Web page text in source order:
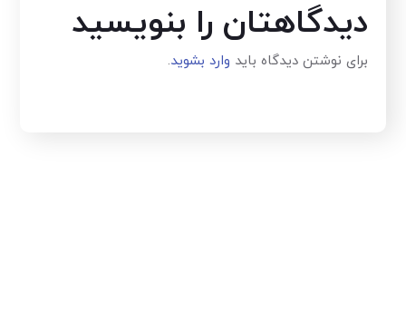
دیدگاهتان را بنویسید
برای نوشتن دیدگاه باید وارد بشوید.